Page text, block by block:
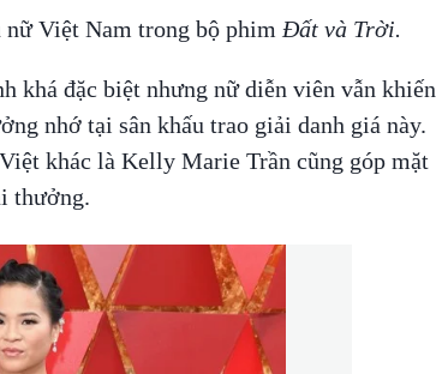
Việt Nam trong bộ phim Đất và Trời.
khá đặc biệt nhưng nữ diễn viên vẫn khiến
nhớ tại sân khấu trao giải danh giá này.
khác là Kelly Marie Trần cũng góp mặt
thưởng.